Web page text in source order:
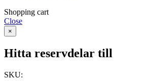
Shopping cart
Close
×
Hitta reservdelar till
SKU: